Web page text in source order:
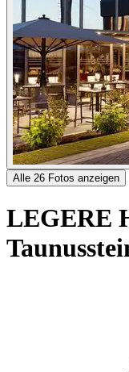
Alle 26 Fotos anzeigen
LEGERE